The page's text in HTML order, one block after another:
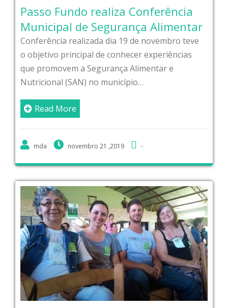
Passo Fundo realiza Conferência
Municipal de Segurança Alimentar
Conferência realizada dia 19 de novembro teve
o objetivo principal de conhecer experiências
que promovem a Segurança Alimentar e
Nutricional (SAN) no município…
Read More
mda novembro 21 ,2019 -